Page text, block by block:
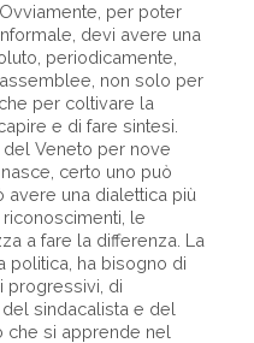
per poter
devi avere una
periodicamente,
non solo per
per coltivare la
e di fare sintesi.
Veneto per nove
certo uno può
una dialettica più
le
a fare la differenza. La
politica, ha bisogno di
progressivi, di
sindacalista e del
che si apprende nel